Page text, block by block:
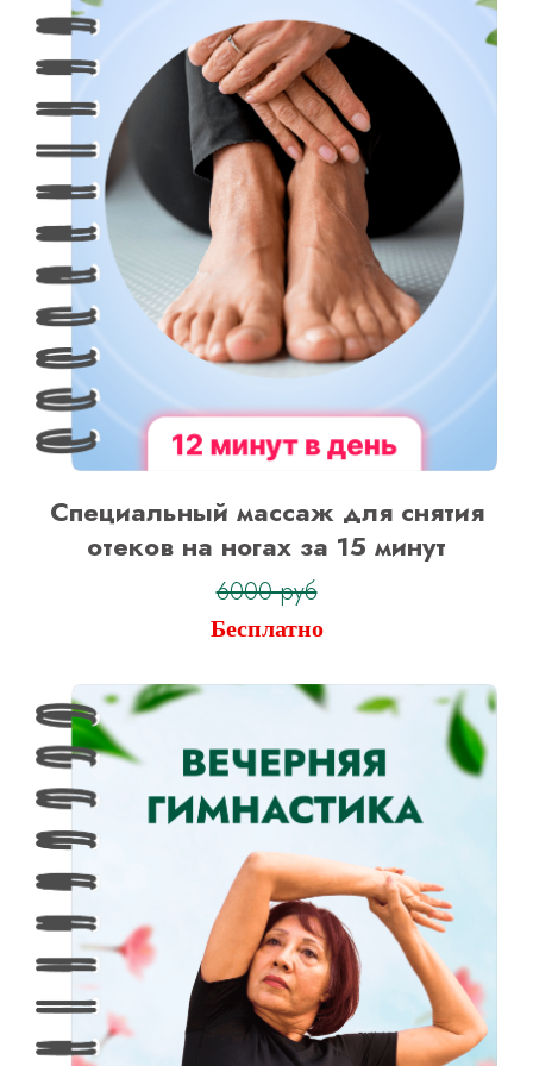
Специальный массаж для снятия
отеков на ногах за 15 минут
6000 руб
Бесплатно